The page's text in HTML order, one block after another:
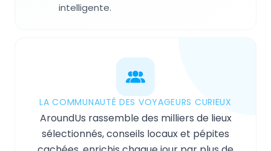
intelligente.
LA COMMUNAUTÉ DES VOYAGEURS CURIEUX
AroundUs rassemble des milliers de lieux
sélectionnés, conseils locaux et pépites